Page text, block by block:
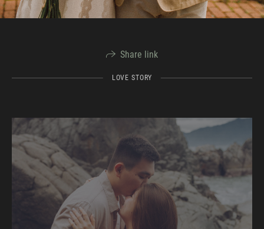
Share link
LOVE STORY